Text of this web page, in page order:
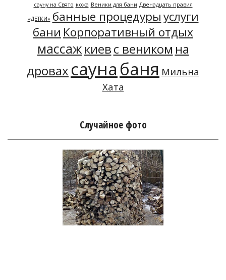
сауну на Свято кожа Веники для бани Двенадцать правил
«ДЕТКИ» банные процедурыуслуги
бани Корпоративный отдых
массаж киевс веником на
дровах саунабаня Мильна
Хата
Случайное фото